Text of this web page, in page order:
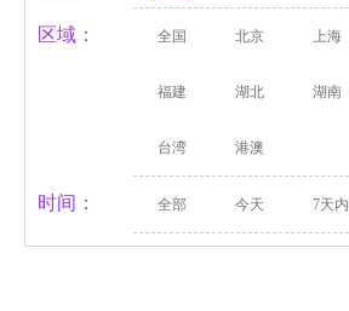
区域： 全国 北京 上海
福建 湖北 湖南
台湾 港澳
时间： 全部 今天 7天内